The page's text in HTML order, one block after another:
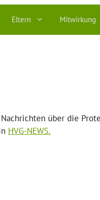
Eltern Mitwirkung
über die
HVG-NEWS.